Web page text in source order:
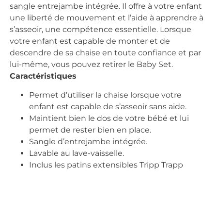
sangle entrejambe intégrée. Il offre à votre enfant
une liberté de mouvement et l’aide à apprendre à
s’asseoir, une compétence essentielle. Lorsque
votre enfant est capable de monter et de
descendre de sa chaise en toute confiance et par
lui-même, vous pouvez retirer le Baby Set.
Caractéristiques
Permet d’utiliser la chaise lorsque votre
enfant est capable de s’asseoir sans aide.
Maintient bien le dos de votre bébé et lui
permet de rester bien en place.
Sangle d’entrejambe intégrée.
Lavable au lave-vaisselle.
Inclus les patins extensibles Tripp Trapp